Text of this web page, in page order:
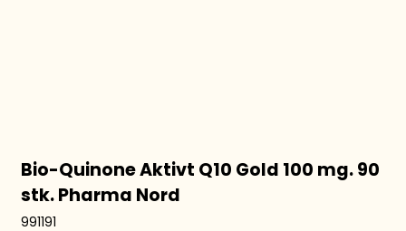
Bio-Quinone Aktivt Q10 Gold 100 mg. 90
stk. Pharma Nord
991191